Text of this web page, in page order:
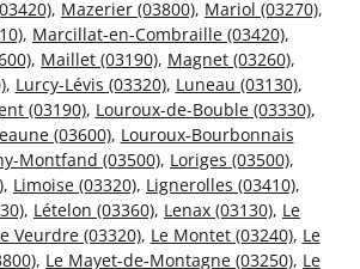
, Mazerier (03800), Mariol (03270),
, Marcillat-en-Combraille (03420),
, Maillet (03190), Magnet (03260),
, Lurcy-Lévis (03320), Luneau (03130),
(03190), Louroux-de-Bouble (03330),
(03600), Louroux-Bourbonnais
Montfand (03500), Loriges (03500),
, Limoise (03320), Lignerolles (03410),
, Lételon (03360), Lenax (03130), Le
Veurdre (03320), Le Montet (03240), Le
, Le Mayet-de-Montagne (03250), Le